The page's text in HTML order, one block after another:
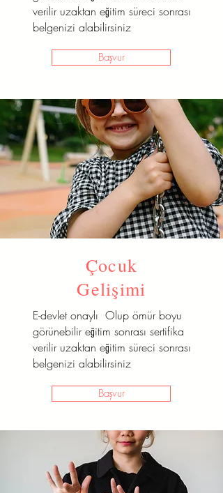
verilir uzaktan eğitim süreci sonrası
belgenizi alabilirsiniz
Başvur
Çocuk
Gelişimi
E-devlet onaylı Olup ömür boyu
görünebilir eğitim sonrası sertifika
verilir uzaktan eğitim süreci sonrası
belgenizi alabilirsiniz
Başvur